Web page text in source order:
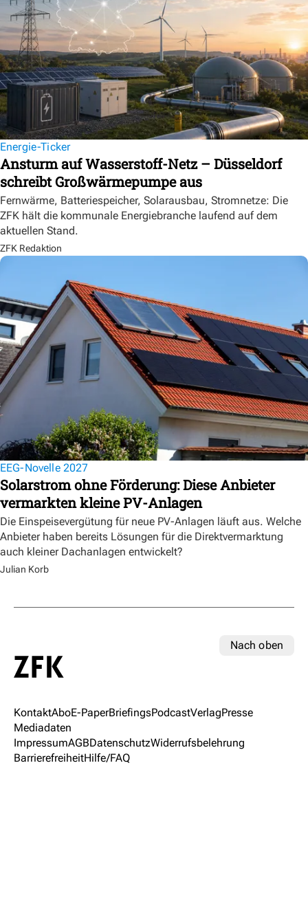
Energie-Ticker
Ansturm auf Wasserstoff-Netz – Düsseldorf
schreibt Großwärmepumpe aus
Fernwärme, Batteriespeicher, Solarausbau, Stromnetze: Die
ZFK hält die kommunale Energiebranche laufend auf dem
aktuellen Stand.
ZFK Redaktion
EEG-Novelle 2027
Solarstrom ohne Förderung: Diese Anbieter
vermarkten kleine PV-Anlagen
Die Einspeisevergütung für neue PV-Anlagen läuft aus. Welche
Anbieter haben bereits Lösungen für die Direktvermarktung
auch kleiner Dachanlagen entwickelt?
Julian Korb
Nach oben
KontaktAboE-PaperBriefingsPodcastVerlagPresse
Mediadaten
ImpressumAGBDatenschutzWiderrufsbelehrung
BarrierefreiheitHilfe/FAQ